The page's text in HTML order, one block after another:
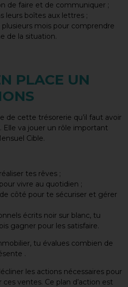
de faire et de communiquer ;
leurs boîtes aux lettres ;
mois pour comprendre
de la situation.
PLACE UN
de cette trésorerie qu’il faut avoir
Elle va jouer un rôle important
Cible.
tes rêves ;
vivre au quotidien ;
côté pour te sécuriser et gérer
écrits noir sur blanc, tu
gagner pour les satisfaire.
tu évalues combien de
.
les actions nécessaires pour
ventes. Ce plan d’action est